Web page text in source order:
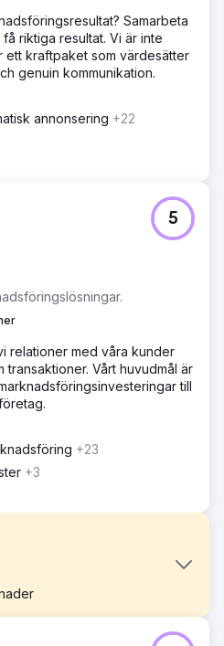
Samarbeta
riktiga resultat. Vi är inte
ett kraftpaket som värdesätter
genuin kommunikation.
annonsering +22
5
relationer med våra kunder
Vårt huvudmål är
till
+23
+3